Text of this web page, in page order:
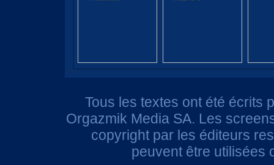
Tous les textes ont été écrits
Orgazmik Media SA. Les
copyright par les éditeurs
peuvent être utilisées